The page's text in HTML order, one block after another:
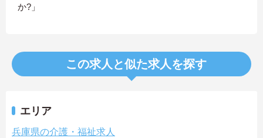
か?」
この求人と似た求人を探す
エリア
兵庫県の介護・福祉求人